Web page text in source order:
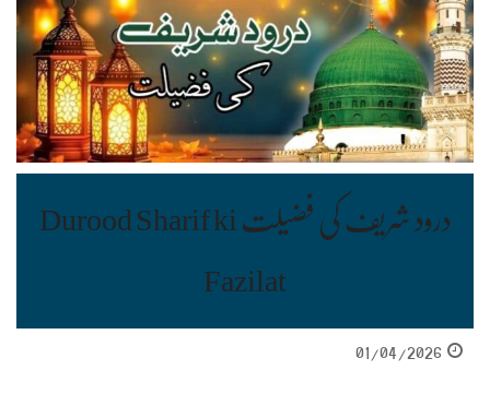
درود شریف کی فضیلت Durood Sharif ki
Fazilat
01/04/2026